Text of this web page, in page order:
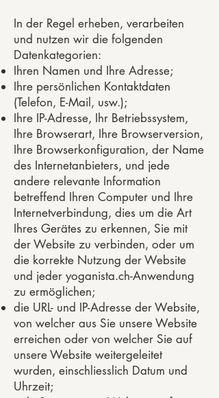
In der Regel erheben, verarbeiten
und nutzen wir die folgenden
Datenkategorien:
Ihren Namen und Ihre Adresse;
Ihre persönlichen Kontaktdaten
(Telefon, E-Mail, usw.);
Ihre IP-Adresse, Ihr Betriebssystem,
Ihre Browserart, Ihre Browserversion,
Ihre Browserkonfiguration, der Name
des Internetanbieters, und jede
andere relevante Information
betreffend Ihren Computer und Ihre
Internetverbindung, dies um die Art
Ihres Gerätes zu erkennen, Sie mit
der Website zu verbinden, oder um
die korrekte Nutzung der Website
und jeder yoganista.ch-Anwendung
zu ermöglichen;
die URL- und IP-Adresse der Website,
von welcher aus Sie unsere Website
erreichen oder von welcher Sie auf
unsere Website weitergeleitet
wurden, einschliesslich Datum und
Uhrzeit;